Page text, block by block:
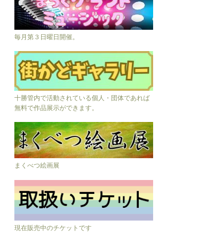
毎月第３日曜日開催。
十勝管内で活動されている個人・団体であれば
無料で作品展示ができます。
まくべつ絵画展
現在販売中のチケットです